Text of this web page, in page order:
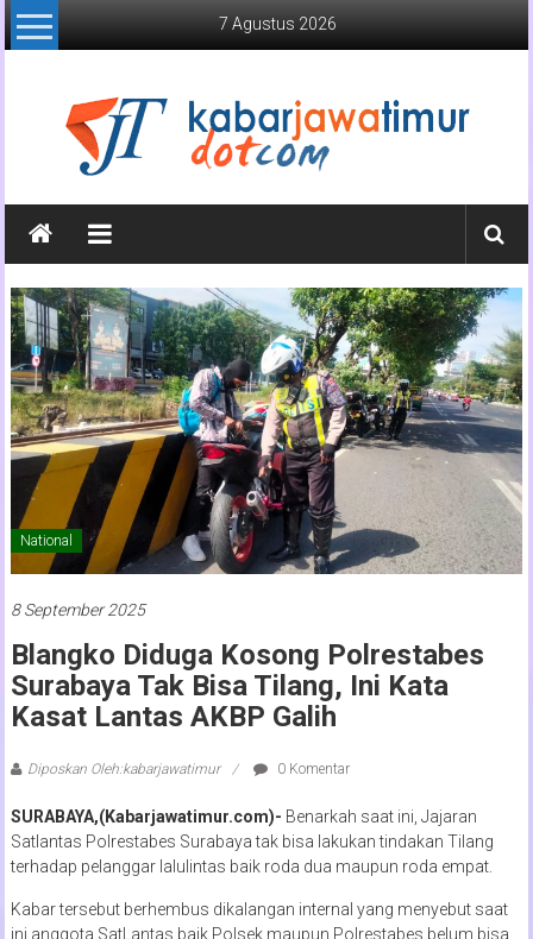
Lompat
ke
7 Agustus 2026
Kabar
Jawa
Timur
Media
Online
Jawa
Timur
National
8 September 2025
Blangko Diduga Kosong Polrestabes
Surabaya Tak Bisa Tilang, Ini Kata
Kasat Lantas AKBP Galih
Diposkan Oleh:kabarjawatimur 0 Komentar
SURABAYA,(Kabarjawatimur.com)- Benarkah saat ini, Jajaran
Satlantas Polrestabes Surabaya tak bisa lakukan tindakan Tilang
terhadap pelanggar lalulintas baik roda dua maupun roda empat.
Kabar tersebut berhembus dikalangan internal yang menyebut saat
ini anggota SatLantas baik Polsek maupun Polrestabes belum bisa